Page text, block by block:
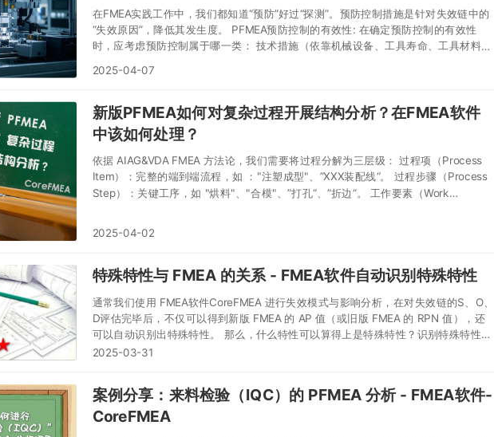
在FMEA实践工作中，我们都知道“预防”好过“探测”。预防控制措施是针对失效链中的
“失效原因”，降低其发生度。 PFMEA预防控制的有效性: 在确定预防控制的有效性
时，应考虑预防控制属于哪一类： 技术措施（依靠机械设备、工具寿命、工具材料
性维护、作业指导书、统计流程控制表、过程监视、产品设计等）——预防效果一般
防效果较弱
2025-04-07
新版PFMEA如何对复杂过程开展结构分析？在FMEA软件
中该如何处理？
依据 AIAG&VDA FMEA 方法论，我们需要将过程分解为三层级： 过程项（Process
Item）：完整的端到端流程，如 ："注塑成型"、”XXX装配线“。 过程步骤（Process
Step）：关键工序，如 "烘料"、"合模"、”打孔“、”折边“。 工作要素（Work
拆解为可管理的分析单元。
2025-04-02
特殊特性与 FMEA 的关系 - FMEA软件自动识别特殊特性
通常我们使用 FMEA软件CoreFMEA 进行失效模式与影响分析，在对失效链的S、O、
D评估完毕后，不仅可以得到新版 FMEA 的 AP 值（或旧版 FMEA 的 RPN 值），还
可以自动识别出特殊特性。 那么，什么特性可以算得上是特殊特性？识别特殊特性的
逻辑/理由又是什么呢？
2025-03-31
案例分享：来料检验（IQC）的 PFMEA 分析 - FMEA软件-
CoreFMEA